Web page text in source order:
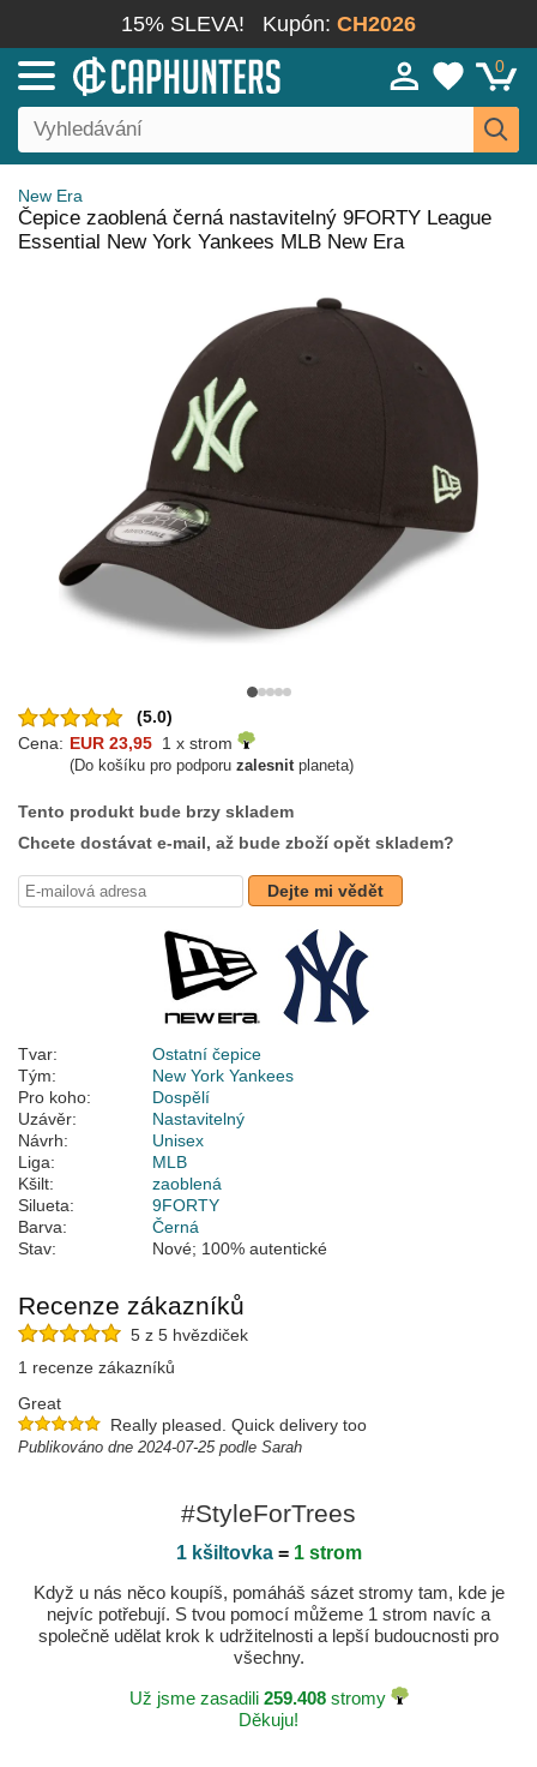
15% SLEVA! Kupón: CH2026
0
New Era
Čepice zaoblená černá nastavitelný 9FORTY League
Essential New York Yankees MLB New Era
(5.0)
Cena: EUR 23,95 1 x strom
(Do košíku pro podporu zalesnitplaneta)
Tento produkt bude brzy skladem
Chcete dostávat e-mail, až bude zboží opět skladem?
Dejte mi vědět
Tvar:
Ostatní čepice
Tým:
New York Yankees
Pro koho:
Dospělí
Uzávěr:
Nastavitelný
Návrh:
Unisex
Liga:
MLB
Kšilt:
zaoblená
Silueta:
9FORTY
Barva:
Černá
Stav:
Nové; 100% autentické
Recenze zákazníků
5 z 5 hvězdiček
1 recenze zákazníků
Great
Really pleased. Quick delivery too
Publikováno dne 2024-07-25 podle Sarah
#StyleForTrees
1 kšiltovka= 1 strom
Když u nás něco koupíš, pomáháš sázet stromy tam, kde je
nejvíc potřebují. S tvou pomocí můžeme 1 strom navíc a
společně udělat krok k udržitelnosti a lepší budoucnosti pro
všechny.
Už jsme zasadili 259.408stromy
Děkuju!